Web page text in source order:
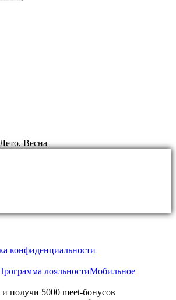
Весна
конфиденциальности
лояльностиМобильное
получи 5000 meet-бонусов